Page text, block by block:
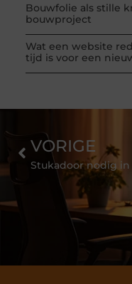
Bouwfolie als stille
bouwproject
Wat een website
tijd is voor een
VORIGE